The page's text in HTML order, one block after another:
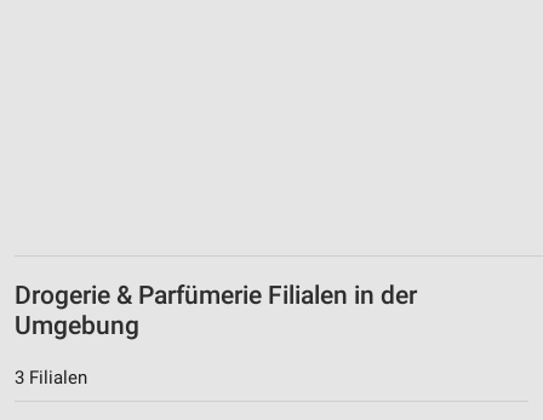
Drogerie & Parfümerie Filialen in der
Umgebung
3 Filialen